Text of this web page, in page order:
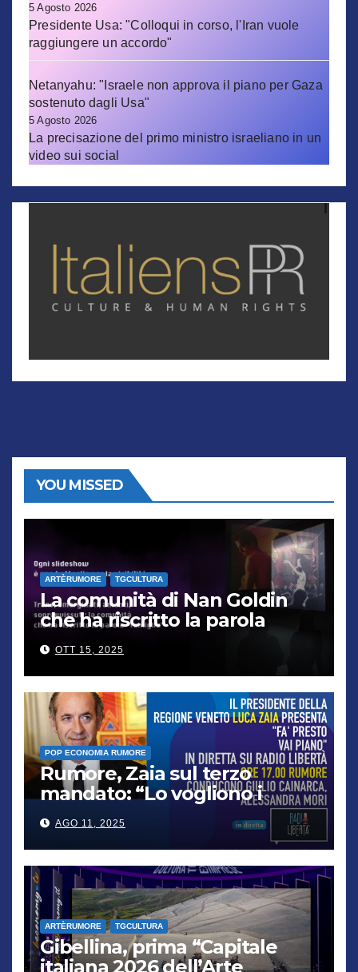
5 Agosto 2026
Presidente Usa: "Colloqui in corso, l'Iran vuole
raggiungere un accordo"
Netanyahu: "Israele non approva il piano per Gaza
sostenuto dagli Usa"
5 Agosto 2026
La precisazione del primo ministro israeliano in un
video sui social
YOU MISSED
ARTÈRUMORE TGCULTURA
La comunità di Nan Goldin
che ha riscritto la parola
“famiglia”
OTT 15, 2025
POP ECONOMIA RUMORE
Rumore, Zaia sul terzo
mandato: “Lo vogliono i
cittadini, chi non lo capisce
verrà punito”
AGO 11, 2025
ARTÈRUMORE TGCULTURA
Gibellina, prima “Capitale
italiana 2026 dell’Arte